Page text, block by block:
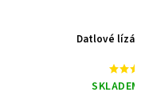
Datlové lízátko